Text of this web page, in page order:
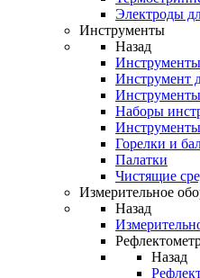
Электроды
Инструменты
Назад
Инструменты
Инструмент
Наборы
Горелки и
Палатки
Чистящие
Измерительное
Назад
Назад